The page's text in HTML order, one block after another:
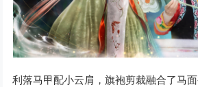
利落马甲配小云肩，旗袍剪裁融合了马